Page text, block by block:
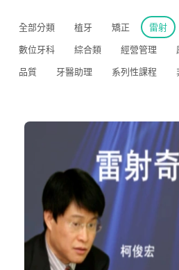
全部分類 植牙 矯正 雷射
數位牙科
綜合類 經營管理
品質
牙醫助理 系列性課程